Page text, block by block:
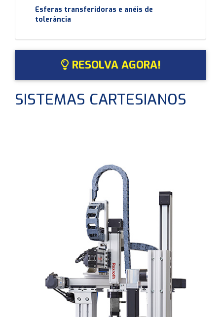
Esferas transferidoras e anéis de
tolerância
RESOLVA AGORA!
SISTEMAS CARTESIANOS